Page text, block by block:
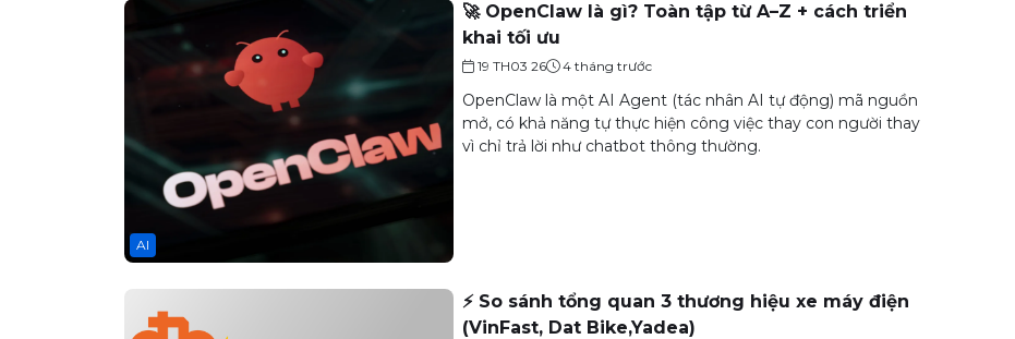
AI
🚀 OpenClaw là gì? Toàn tập từ A–Z + cách triển
khai tối ưu
19 TH03 26 4 tháng trước
OpenClaw là một AI Agent (tác nhân AI tự động) mã nguồn
mở, có khả năng tự thực hiện công việc thay con người thay
vì chỉ trả lời như chatbot thông thường.
⚡ So sánh tổng quan 3 thương hiệu xe máy điện
(VinFast, Dat Bike,Yadea)